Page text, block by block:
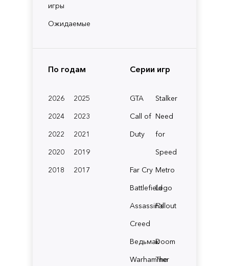
игры
Ожидаемые
По годам
2026
2025
2024
2023
2022
2021
2020
2019
2018
2017
Серии игр
GTA
Stalker
Call of
Duty
Need
for
Speed
Far Cry Metro
BattlefieldLego
Assassin's
Creed
Fallout
ВедьмакDoom
Warhammer
The